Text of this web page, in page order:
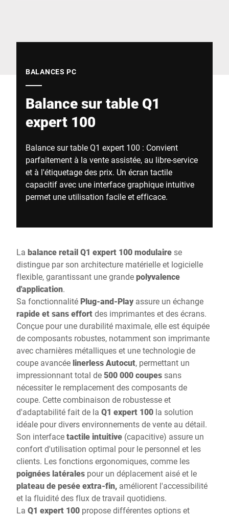
BALANCES PC
Balance sur table Q1
expert 100
Balance sur table Q1 expert 100 : Convient
parfaitement à la vente assistée, au libre-service
et à l'étiquetage des prix. Un écran tactile
capacitif avec une interface graphique intuitive
permet une utilisation facile et efficace.
La balance retail Q1 expert 100 modulaire se
distingue par son architecture matérielle et logicielle
flexible, garantissant une grandepolyvalence
d'application.
Sa fonctionnalité Plug-and-Playassure un échange
rapide et sans effortdes imprimantes et des écrans.
Conçue pour une durabilité maximale, elle est équipée
de composants robustes, notamment son imprimante
avec charnières métalliques et une technologie de
coupe avancée linerless Autocut, permettant un
impressionnant total de500 000 coupes sans
nécessiter le remplacement des composants de
coupe. Cette combinaison de robustesse et
d'adaptabilité fait de la Q1 expert 100 la solution
idéale pour divers environnements de vente au détail.
Son interfacetactile intuitive (capacitive) assure un
confort d'utilisation optimal pour le personnel et les
clients. Les fonctions ergonomiques, comme les
poignées latérales pour un déplacement aisé et le
plateau de pesée extra-fin, améliorent l'accessibilité
et la fluidité des flux de travail quotidiens.
La Q1 expert 100 propose différentes options et